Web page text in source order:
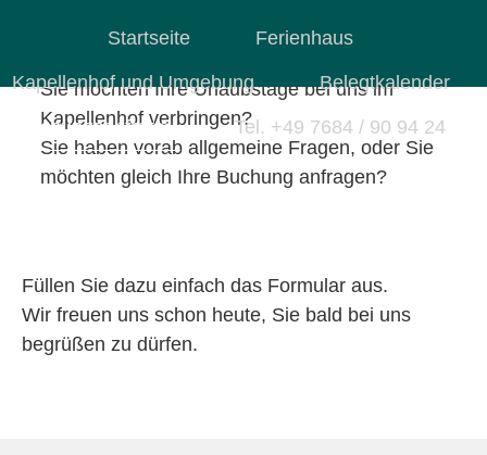
Startseite Ferienhaus
Kapellenhof und Umgebung Belegtkalender
Buchungsanfrage Tel. +49 7684 / 90 94 24
Kontakt / Buchungsanfrage
Sie möchten Ihre Urlaubstage bei uns im
Kapellenhof verbringen?
Sie haben vorab allgemeine Fragen, oder Sie
möchten gleich Ihre Buchung anfragen?
Füllen Sie dazu einfach das Formular aus.
Wir freuen uns schon heute, Sie bald bei uns
begrüßen zu dürfen.